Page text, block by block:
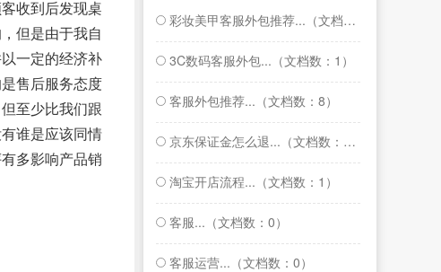
收到后发现桌
但是由于我自
一定的经济补
售后服务态度
至少比我们跟
谁是应该同情
多影响产品销
彩妆美甲客服外包推荐...（文档数：1）
3C数码客服外包...（文档数：1）
客服外包推荐...（文档数：8）
京东保证金怎么退...（文档数：1）
淘宝开店流程...（文档数：1）
客服...（文档数：0）
客服运营...（文档数：0）